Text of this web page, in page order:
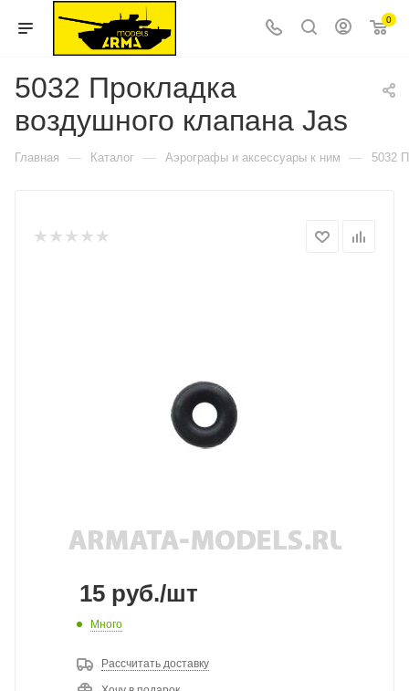
0
5032 Прокладка
воздушного клапана Jas
Главная — Каталог — Аэрографы и аксессуары к ним — 5032
15 руб./шт
Много
Рассчитать доставку